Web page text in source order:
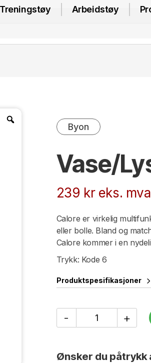
Treningstøy Arbeidstøy
Byon
Vase/
239 kr eks.
Calore er virkelig
eller bolle. Bland og
Calore kommer i en
Trykk: Kode 6
Produktspesifikasjoner
-
XS,
+
Ønsker du påtrykk